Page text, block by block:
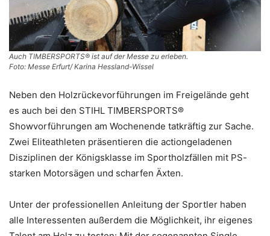
Auch TIMBERSPORTS® ist auf der Messe zu erleben.
Foto: Messe Erfurt/ Karina Hessland-Wissel
Neben den Holzrückevorführungen im Freigelände geht
es auch bei den STIHL TIMBERSPORTS®
Showvorführungen am Wochenende tatkräftig zur Sache.
Zwei Eliteathleten präsentieren die actiongeladenen
Disziplinen der Königsklasse im Sportholzfällen mit PS-
starken Motorsägen und scharfen Äxten.
Unter der professionellen Anleitung der Sportler haben
alle Interessenten außerdem die Möglichkeit, ihr eigenes